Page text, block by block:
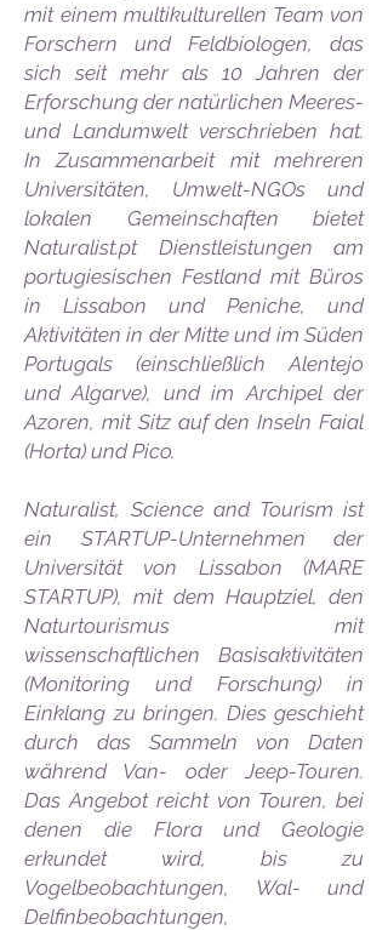
mit einem multikulturellen Team von
Forschern und Feldbiologen, das
sich seit mehr als 10 Jahren der
Erforschung der natürlichen Meeres-
und Landumwelt verschrieben hat.
In Zusammenarbeit mit mehreren
Universitäten, Umwelt-NGOs und
lokalen Gemeinschaften bietet
Naturalist.pt Dienstleistungen am
portugiesischen Festland mit Büros
in Lissabon und Peniche, und
Aktivitäten in der Mitte und im Süden
Portugals (einschließlich Alentejo
und Algarve), und im Archipel der
Azoren, mit Sitz auf den Inseln Faial
(Horta) und Pico.
Naturalist, Science and Tourism ist
ein STARTUP-Unternehmen der
Universität von Lissabon (MARE
STARTUP), mit dem Hauptziel, den
Naturtourismus mit
wissenschaftlichen Basisaktivitäten
(Monitoring und Forschung) in
Einklang zu bringen. Dies geschieht
durch das Sammeln von Daten
während Van- oder Jeep-Touren.
Das Angebot reicht von Touren, bei
denen die Flora und Geologie
erkundet wird, bis zu
Vogelbeobachtungen, Wal- und
Delfinbeobachtungen,